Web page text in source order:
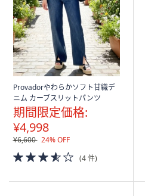
Provadorやわらかソフト甘織デ
ニム カーブスリットパンツ
期間限定価格:
¥4,998
¥6,600 24% OFF
3.5
of
(4 件)